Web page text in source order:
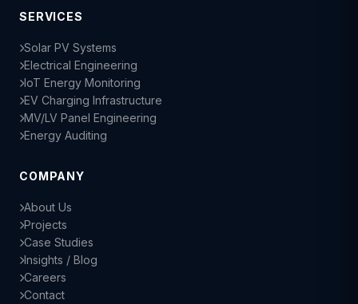
SERVICES
Solar PV Systems
Electrical Engineering
IoT Energy Monitoring
EV Charging Infrastructure
MV/LV Panel Engineering
Energy Auditing
COMPANY
About Us
Projects
Case Studies
Insights / Blog
Careers
Contact